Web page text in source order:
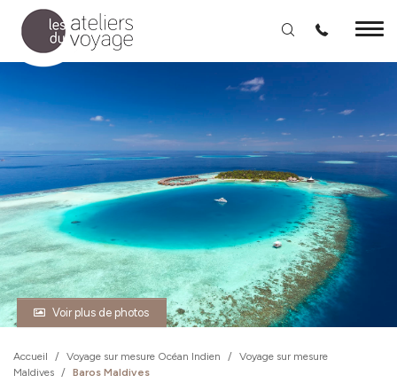
Aller au contenu principal
Voir plus de photos
Accueil / Voyage sur mesure Océan Indien / Voyage sur mesure
Maldives
/ Baros Maldives